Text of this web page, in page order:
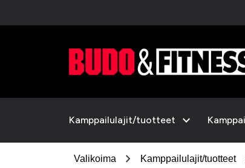
Kamppailulajit/tuotteet expand_more
Valikoima chevron_right Kamppailulajit/tuotteet